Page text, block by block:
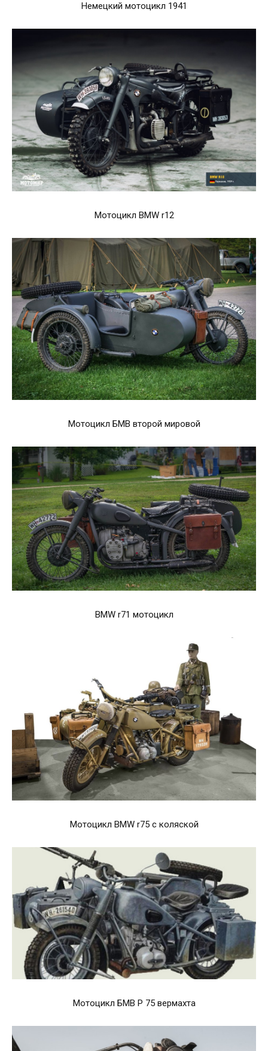
Немецкий мотоцикл 1941
Мотоцикл BMW r12
Мотоцикл БМВ второй мировой
BMW r71 мотоцикл
Мотоцикл BMW r75 с коляской
Мотоцикл БМВ Р 75 вермахта